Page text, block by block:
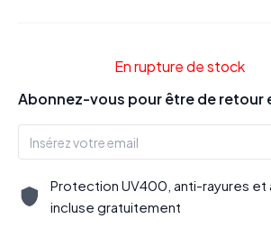
En rupture de stock
Abonnez-vous pour être de retour
Protection UV400, anti-rayures
incluse gratuitement